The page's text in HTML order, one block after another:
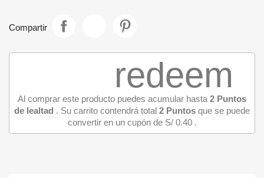
Compartir
redeem
Al comprar este producto puedes acumular hasta 2 Puntos
de lealtad . Su carrito contendrá total 2 Puntos que se puede
convertir en un cupón de S/ 0.40.